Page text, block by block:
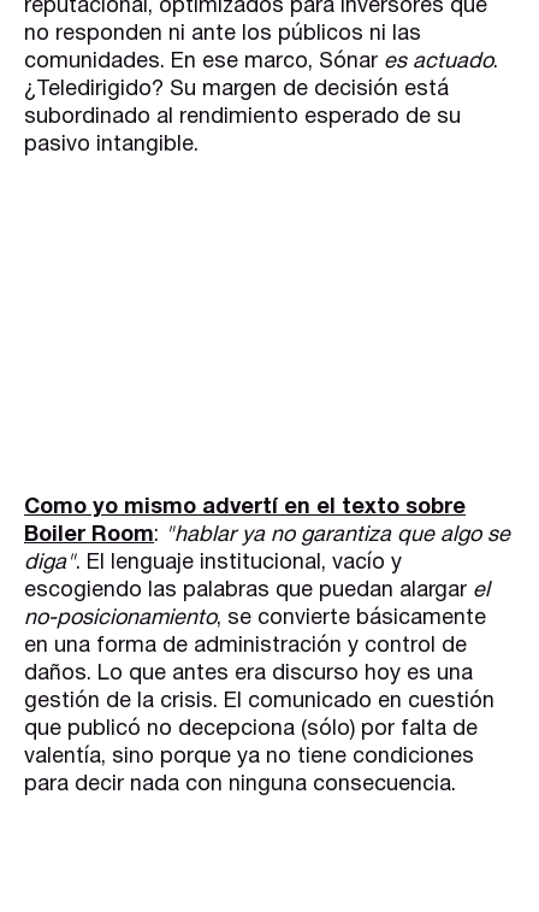
reputacional, optimizados para inversores que
no responden ni ante los públicos ni las
comunidades. En ese marco, Sónar es actuado.
¿Teledirigido? Su margen de decisión está
subordinado al rendimiento esperado de su
pasivo intangible.
Como yo mismo advertí en el texto sobre
Boiler Room: "hablar ya no garantiza que algo se
diga". El lenguaje institucional, vacío y
escogiendo las palabras que puedan alargar el
no-posicionamiento, se convierte básicamente
en una forma de administración y control de
daños. Lo que antes era discurso hoy es una
gestión de la crisis. El comunicado en cuestión
que publicó no decepciona (sólo) por falta de
valentía, sino porque ya no tiene condiciones
para decir nada con ninguna consecuencia.